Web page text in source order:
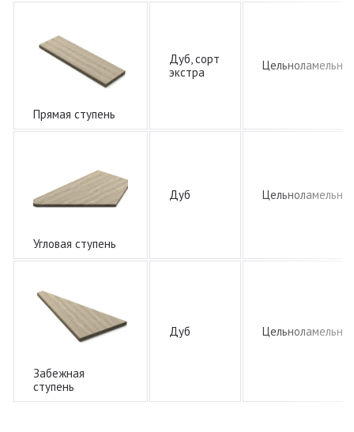
Прямая ступень
Дуб, сорт
экстра
Цельноламельная
Угловая ступень
Дуб Цельноламельная
Забежная
ступень
Дуб Цельноламельная